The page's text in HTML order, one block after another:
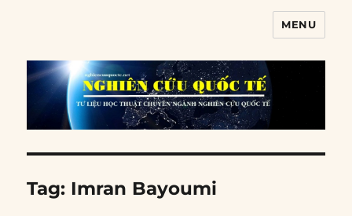
MENU
Tag: Imran Bayoumi